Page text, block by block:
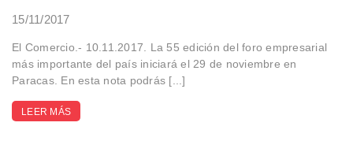
15/11/2017
El Comercio.- 10.11.2017. La 55 edición del foro empresarial
más importante del país iniciará el 29 de noviembre en
Paracas. En esta nota podrás [...]
LEER MÁS